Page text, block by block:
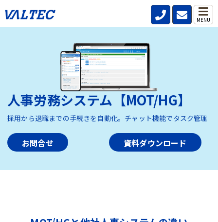
MENU
HOME>製品・サービス> 人事労務システム【MOT/HG】
人事労務システム【MOT/HG】
採用から退職までの手続きを自動化。チャット機能でタスク管理
お問合せ 資料ダウンロード